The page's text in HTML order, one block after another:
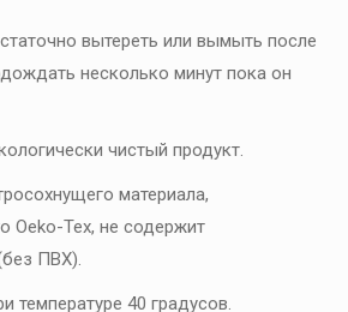
вытереть или вымыть после
несколько минут пока он
чистый продукт.
материала,
Oeko-Tex, не содержит
ПВХ).
температуре 40 градусов.